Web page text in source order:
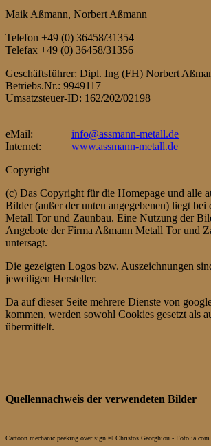
Maik Aßmann, Norbert Aßmann
Telefon +49 (0) 36458/31354
Telefax +49 (0) 36458/31356
Geschäftsführer: Dipl. Ing (FH) Norbert
Betriebs.Nr.: 9949117
Umsatzsteuer-ID: 162/202/02198
eMail: info@assmann-metall.de
Internet: www.assmann-metall.de
Copyright
(c) Das Copyright für die Homepage und alle
Bilder (außer der unten angegebenen) liegt bei
Metall Tor und Zaunbau. Eine Nutzung der
Angebote der Firma Aßmann Metall Tor und
untersagt.
Die gezeigten Logos bzw. Auszeichnungen
jeweiligen Hersteller.
Da auf dieser Seite mehrere Dienste von
kommen, werden sowohl Cookies gesetzt als
übermittelt.
Quellennachweis der verwendeten Bilder
Cartoon mechanic peeking over sign © Christos Georghiou - Fotolia.com